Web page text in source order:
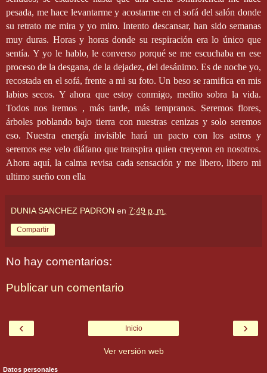
pesada, me hace levantarme y acostarme en el sofá del salón donde
su retrato me mira y yo miro. Intento descansar, han sido semanas
muy duras. Horas y horas donde su respiración era lo único que
sentía. Y yo le hablo, le converso porqué se me escuchaba en ese
proceso de la desgana, de la dejadez, del desánimo. Es de noche yo,
recostada en el sofá, frente a mi su foto. Un beso se ramifica en mis
labios secos. Y ahora que estoy conmigo, medito sobra la vida.
Todos nos iremos , más tarde, más tempranos. Seremos flores,
árboles poblando bajo tierra con nuestras cenizas y solo seremos
eso. Nuestra energía invisible hará un pacto con los astros y
seremos ese velo diáfano que transpira quien creyeron en nosotros.
Ahora aquí, la calma revisa cada sensación y me libero, libero mi
ultimo sueño con ella
DUNIA SANCHEZ PADRON en 7:49 p. m.
Compartir
No hay comentarios:
Publicar un comentario
‹ ›
Inicio
Ver versión web
Datos personales